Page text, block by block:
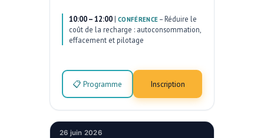
10:00 – 12:00 | CONFÉRENCE – Réduire le
coût de la recharge : autoconsommation,
effacement et pilotage
📋 Programme Inscription
26 juin 2026